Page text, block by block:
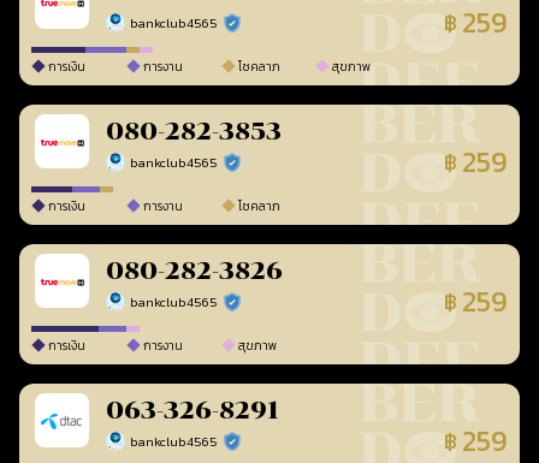
bankclub4565 ร้านยืนยันแล้ว ฿ 259
การเงิน การงาน โชคลาภ สุขภาพ
080-282-3853
bankclub4565 ร้านยืนยันแล้ว ฿ 259
การเงิน การงาน โชคลาภ
080-282-3826
bankclub4565 ร้านยืนยันแล้ว ฿ 259
การเงิน การงาน สุขภาพ
063-326-8291
bankclub4565 ร้านยืนยันแล้ว ฿ 259